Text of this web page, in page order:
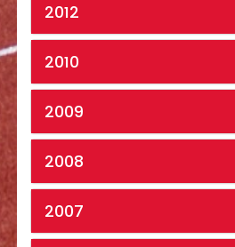
2012
2010
2009
2008
2007